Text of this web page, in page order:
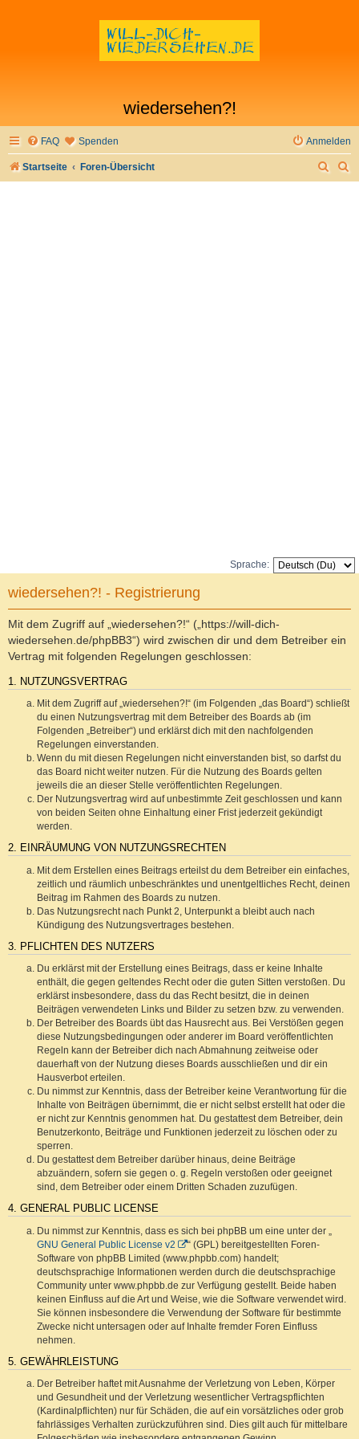
wiedersehen?!
FAQ Spenden Anmelden
Startseite Foren-Übersicht
Sprache:
wiedersehen?! - Registrierung
Mit dem Zugriff auf „wiedersehen?!“ („https://will-dich-
wiedersehen.de/phpBB3“) wird zwischen dir und dem Betreiber ein
Vertrag mit folgenden Regelungen geschlossen:
1. NUTZUNGSVERTRAG
Mit dem Zugriff auf „wiedersehen?!“ (im Folgenden „das Board“) schließt
du einen Nutzungsvertrag mit dem Betreiber des Boards ab (im
Folgenden „Betreiber“) und erklärst dich mit den nachfolgenden
Regelungen einverstanden.
Wenn du mit diesen Regelungen nicht einverstanden bist, so darfst du
das Board nicht weiter nutzen. Für die Nutzung des Boards gelten
jeweils die an dieser Stelle veröffentlichten Regelungen.
Der Nutzungsvertrag wird auf unbestimmte Zeit geschlossen und kann
von beiden Seiten ohne Einhaltung einer Frist jederzeit gekündigt
werden.
2. EINRÄUMUNG VON NUTZUNGSRECHTEN
Mit dem Erstellen eines Beitrags erteilst du dem Betreiber ein einfaches,
zeitlich und räumlich unbeschränktes und unentgeltliches Recht, deinen
Beitrag im Rahmen des Boards zu nutzen.
Das Nutzungsrecht nach Punkt 2, Unterpunkt a bleibt auch nach
Kündigung des Nutzungsvertrages bestehen.
3. PFLICHTEN DES NUTZERS
Du erklärst mit der Erstellung eines Beitrags, dass er keine Inhalte
enthält, die gegen geltendes Recht oder die guten Sitten verstoßen. Du
erklärst insbesondere, dass du das Recht besitzt, die in deinen
Beiträgen verwendeten Links und Bilder zu setzen bzw. zu verwenden.
Der Betreiber des Boards übt das Hausrecht aus. Bei Verstößen gegen
diese Nutzungsbedingungen oder anderer im Board veröffentlichten
Regeln kann der Betreiber dich nach Abmahnung zeitweise oder
dauerhaft von der Nutzung dieses Boards ausschließen und dir ein
Hausverbot erteilen.
Du nimmst zur Kenntnis, dass der Betreiber keine Verantwortung für die
Inhalte von Beiträgen übernimmt, die er nicht selbst erstellt hat oder die
er nicht zur Kenntnis genommen hat. Du gestattest dem Betreiber, dein
Benutzerkonto, Beiträge und Funktionen jederzeit zu löschen oder zu
sperren.
Du gestattest dem Betreiber darüber hinaus, deine Beiträge
abzuändern, sofern sie gegen o. g. Regeln verstoßen oder geeignet
sind, dem Betreiber oder einem Dritten Schaden zuzufügen.
4. GENERAL PUBLIC LICENSE
Du nimmst zur Kenntnis, dass es sich bei phpBB um eine unter der „
GNU General Public License v2
“ (GPL) bereitgestellten Foren-
Software von phpBB Limited (www.phpbb.com) handelt;
deutschsprachige Informationen werden durch die deutschsprachige
Community unter www.phpbb.de zur Verfügung gestellt. Beide haben
keinen Einfluss auf die Art und Weise, wie die Software verwendet wird.
Sie können insbesondere die Verwendung der Software für bestimmte
Zwecke nicht untersagen oder auf Inhalte fremder Foren Einfluss
nehmen.
5. GEWÄHRLEISTUNG
Der Betreiber haftet mit Ausnahme der Verletzung von Leben, Körper
und Gesundheit und der Verletzung wesentlicher Vertragspflichten
(Kardinalpflichten) nur für Schäden, die auf ein vorsätzliches oder grob
fahrlässiges Verhalten zurückzuführen sind. Dies gilt auch für mittelbare